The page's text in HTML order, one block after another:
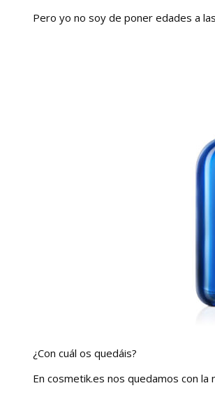
Pero yo no soy de poner edades a
¿Con cuál os quedáis?
En cosmetik.es nos quedamos con la